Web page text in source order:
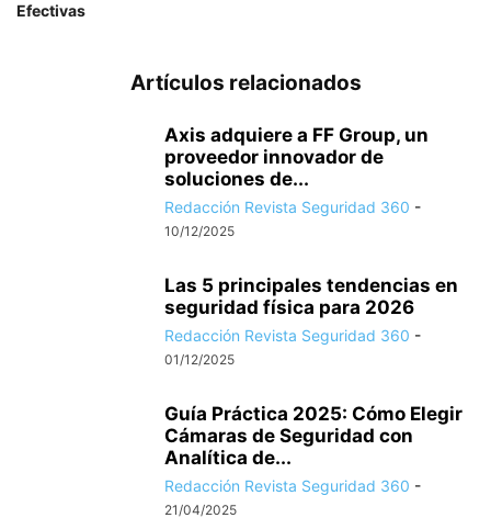
Efectivas
Artículos relacionados
Axis adquiere a FF Group, un
proveedor innovador de
soluciones de...
Redacción Revista Seguridad 360 -
10/12/2025
Las 5 principales tendencias en
seguridad física para 2026
Redacción Revista Seguridad 360 -
01/12/2025
Guía Práctica 2025: Cómo Elegir
Cámaras de Seguridad con
Analítica de...
Redacción Revista Seguridad 360 -
21/04/2025